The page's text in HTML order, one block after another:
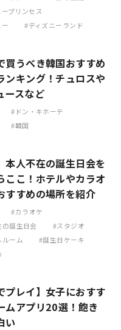
プリンセス
ディズニーランド
買うべき韓国おすすめ
ンキング！チュロスや
ースなど
ドン・キホーテ
韓国
本人不在の誕生日会を
ここ！ホテルやカラオ
すすめの場所を紹介
カラオケ
誕生日会
スタジオ
ルーム
誕生日ケーキ
プレイ】女子におすす
ムアプリ20選！飽き
い